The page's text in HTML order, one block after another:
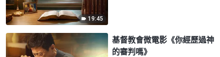
19:45
基督教會微電影《你經歷過神
的審判嗎》